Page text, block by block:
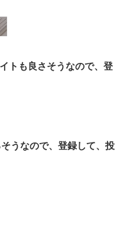
トも良さそうなので、登
うなので、登録して、投